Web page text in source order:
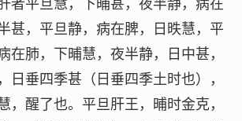
者平旦慧，下晡甚，夜半静，病在
甚，平旦静，病在脾，日昳慧，平
在肺，下晡慧，夜半静，日中甚，
日垂四季甚（日垂四季土时也），
，醒了也。平旦肝王，晡时金克，